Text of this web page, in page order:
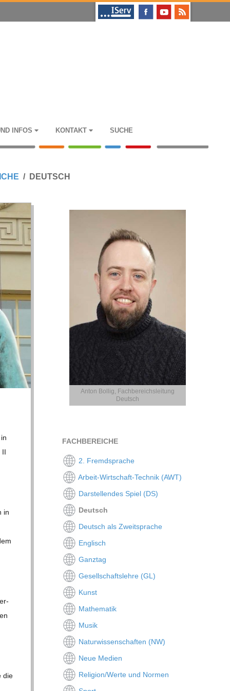
INFOS KON­TAKT SUCHE
DEUTSCH
II
in
die
Anton Bollig, Fachbereichsleitung
Deutsch
FACH­BE­REI­CHE
2. Fremdsprache
Arbeit-Wirtschaft-Technik (AWT)
Darstellendes Spiel (DS)
Deutsch
Deutsch als Zweitsprache
Englisch
Ganztag
Gesellschaftslehre (GL)
Kunst
Mathematik
Musik
Naturwissenschaften (NW)
Neue Medien
Religion/Werte und Normen